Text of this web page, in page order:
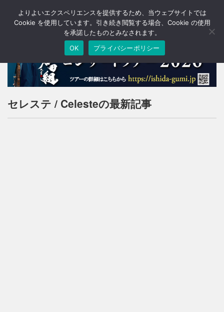
T
o
a
v
a
セレステ / Celesteの最新記事
よりよいエクスペリエンスを提供するため、当ウェブサイトでは
Cookie を使用しています。引き続き閲覧する場合、Cookie の使用
を承諾したものとみなされます。
OK
プライバシーポリシー